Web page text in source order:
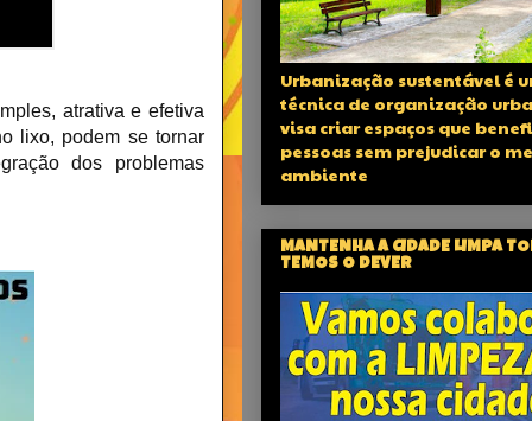
atrativa e efetiva
lixo, podem se tornar
dos problemas
Urbanização sustentável é
técnica de organização
visa criar espaços que
pessoas sem prejudicar o
ambiente
MANTENHA A CIDADE LIMPA
TEMOS O DEVER